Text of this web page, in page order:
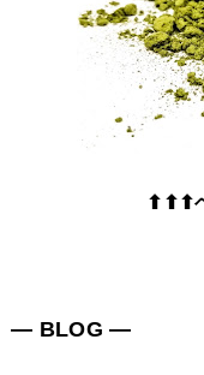
⬆⬆⬆
― BLOG ―